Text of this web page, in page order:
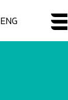
ENG